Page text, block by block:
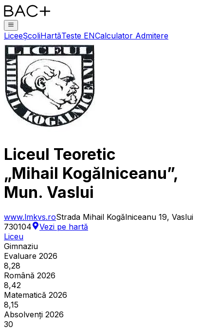
LiceeȘcoliHartăTeste ENCalculator Admitere
Liceul Teoretic
„Mihail Kogălniceanu”,
Mun. Vaslui
www.lmkvs.roStrada Mihail Kogălniceanu 19, Vaslui
730104
Vezi pe hartă
Liceu
Gimnaziu
Evaluare 2026
8,28
Română 2026
8,42
Matematică 2026
8,15
Absolvenți 2026
30